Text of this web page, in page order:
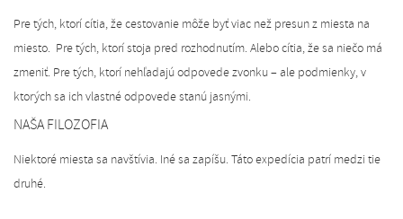
Pre tých, ktorí cítia, že cestovanie môže byť viac než presun z miesta na
miesto. Pre tých, ktorí stoja pred rozhodnutím. Alebo cítia, že sa niečo má
zmeniť. Pre tých, ktorí nehľadajú odpovede zvonku – ale podmienky, v
ktorých sa ich vlastné odpovede stanú jasnými.
NAŠA FILOZOFIA
Niektoré miesta sa navštívia. Iné sa zapíšu. Táto expedícia patrí medzi tie
druhé.